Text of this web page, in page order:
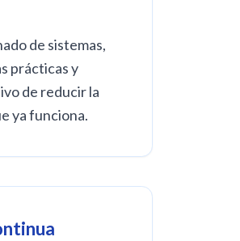
de sistemas,
prácticas y
de reducir la
ya funciona.